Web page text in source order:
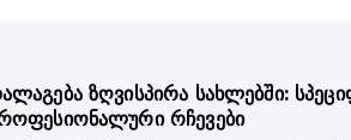
ზღვისპირა სახლებში:
რჩევები